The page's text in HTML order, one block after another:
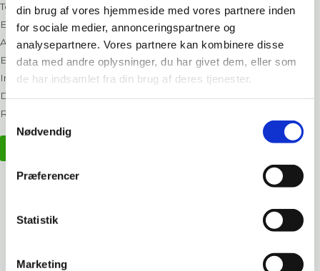
din brug af vores hjemmeside med vores partnere inden
for sociale medier, annonceringspartnere og
analysepartnere. Vores partnere kan kombinere disse
data med andre oplysninger, du har givet dem, eller som
de har indsamlet fra din brug af deres tjenester.
Samtykkevalg
Nødvendig
Præferencer
Statistik
Marketing
Totalentreprenør
Erhverv Og Bolig Byg A/S
Arkitekt
Erik Arkitekter A/S
Ingeniør
DAI A/S
Relaterede produkter